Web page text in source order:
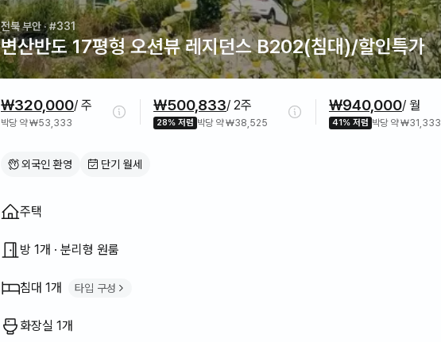
전북 부안· #331
변산반도 17평형 오션뷰 레지던스 B202(침대)/할인특가
₩320,000/ 주
박당 약 ₩53,333
₩500,833/ 2주
28% 저렴 박당 약 ₩38,525
₩940,000/ 월
41% 저렴 박당 약 ₩31,333
외국인 환영 단기 월세
집 구조
주택
방 1개 · 분리형 원룸
침대 1개 타입 구성
화장실 1개